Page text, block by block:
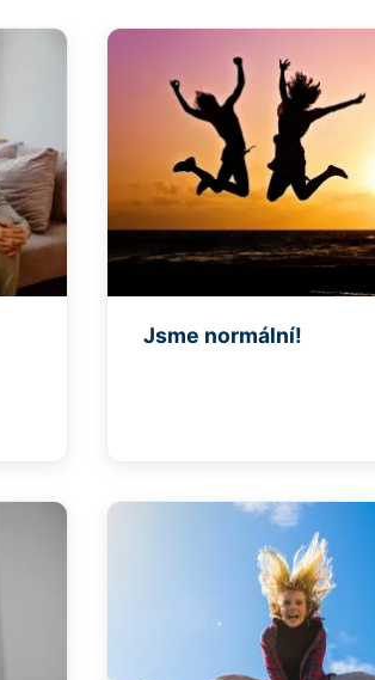
Jsme normální!